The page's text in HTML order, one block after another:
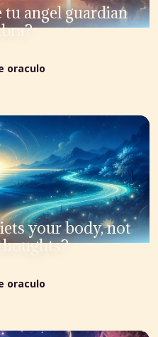
angel guardian
oraculo
your body, not
oraculo